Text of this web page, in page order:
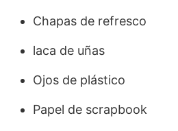
Chapas de refresco
laca de uñas
Ojos de plástico
Papel de scrapbook